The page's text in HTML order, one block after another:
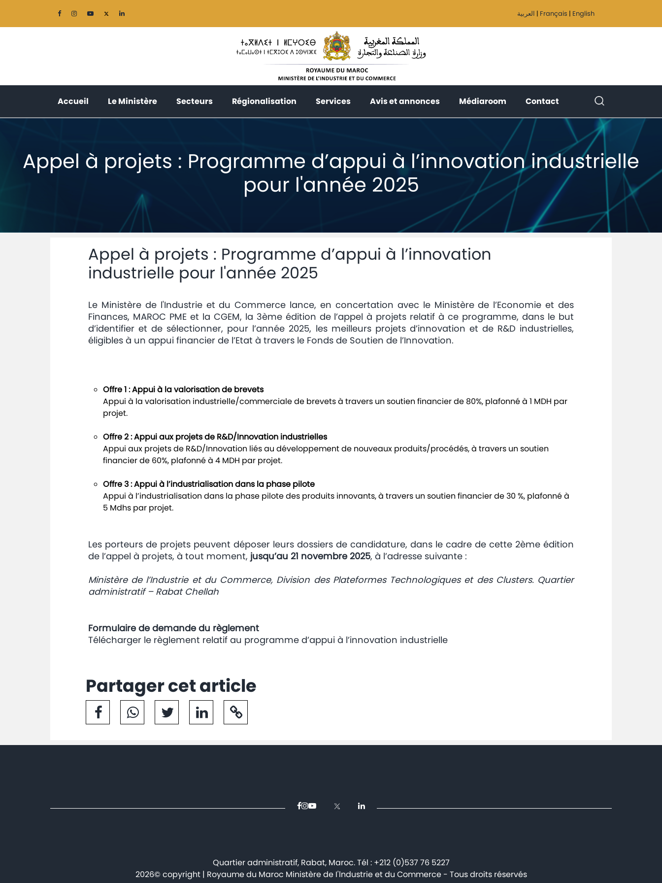
العربية | Français | English
Accueil (current)
Le Ministère(current)Secteurs(current)Régionalisation (current)
Services(current)Avis et annonces(current)Médiaroom (current)
Contact (current)
Appel à projets : Programme d’appui à l’innovation industrielle
pour l'année 2025
Appel à projets : Programme d’appui à l’innovation
industrielle pour l'année 2025
Le Ministère de l'Industrie et du Commerce lance, en concertation avec le Ministère de l’Economie et des
Finances, MAROC PME et la CGEM, la 3ème édition de l’appel à projets relatif à ce programme, dans le but
d’identifier et de sélectionner, pour l’année 2025, les meilleurs projets d’innovation et de R&D industrielles,
éligibles à un appui financier de l’Etat à travers le Fonds de Soutien de l’Innovation.
Offre 1 : Appui à la valorisation de brevets
Appui à la valorisation industrielle/commerciale de brevets à travers un soutien financier de 80%, plafonné à 1 MDH par
projet.
Offre 2 : Appui aux projets de R&D/Innovation industrielles
Appui aux projets de R&D/Innovation liés au développement de nouveaux produits/procédés, à travers un soutien
financier de 60%, plafonné à 4 MDH par projet.
Offre 3 : Appui à l’industrialisation dans la phase pilote
Appui à l’industrialisation dans la phase pilote des produits innovants, à travers un soutien financier de 30 %, plafonné à
5 Mdhs par projet.
Les porteurs de projets peuvent déposer leurs dossiers de candidature, dans le cadre de cette 2ème édition
de l’appel à projets, à tout moment, jusqu’au 21 novembre 2025, à l’adresse suivante :
Ministère de l’Industrie et du Commerce, Division des Plateformes Technologiques et des Clusters. Quartier
administratif – Rabat Chellah
Formulaire de demande du règlement
Télécharger le règlement relatif au programme d’appui à l’innovation industrielle
Partager cet article
Quartier administratif, Rabat, Maroc. Tél : +212 (0)537 76 5227
2026© copyright | Royaume du Maroc Ministère de I'lndustrie et du Commerce - Tous droits réservés